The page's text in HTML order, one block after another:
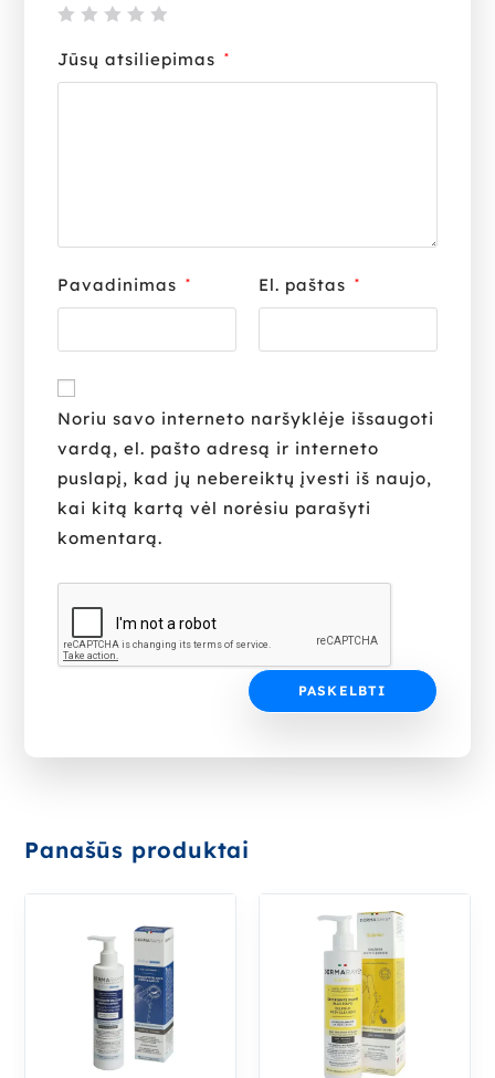
Jūsų atsiliepimas *
Pavadinimas * El. paštas *
Noriu savo interneto naršyklėje išsaugoti
vardą, el. pašto adresą ir interneto
puslapį, kad jų nebereiktų įvesti iš naujo,
kai kitą kartą vėl norėsiu parašyti
komentarą.
Panašūs produktai